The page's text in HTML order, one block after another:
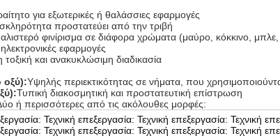
για εξωτερικές ή θαλάσσιες εφαρμογές
προστατεύει από την τριβή
φινίρισμα σε διάφορα χρώματα (μαύρο, κόκκινο,
εφαρμογές
τοξική και ανακυκλώσιμη διαδικασία
οξύ):Υψηλής περιεκτικότητας σε νήματα, που
Τυπική διακοσμητική και προστατευτική επίστρωση
ή περισσότερες από τις ακόλουθες μορφές:
Τεχνική επεξεργασία: Τεχνική επεξεργασία: Τεχνική
Τεχνική επεξεργασία: Τεχνική επεξεργασία: Τεχνική